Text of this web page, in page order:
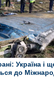
Україна і
до